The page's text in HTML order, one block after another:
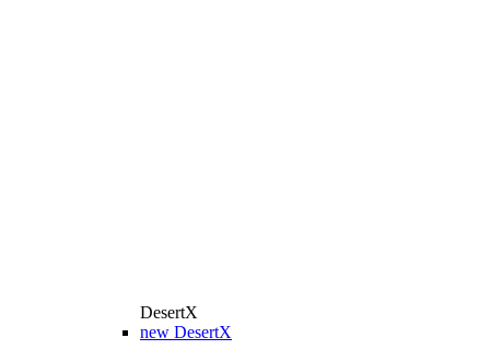
DesertX
new DesertX